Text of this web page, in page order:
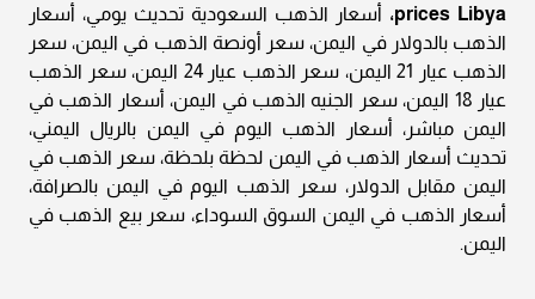
prices Libya،
أسعار الذهب السعودية تحديث يومي، أسعار
الذهب بالدولار في اليمن، سعر أونصة الذهب في اليمن، سعر
الذهب عيار 21 اليمن، سعر الذهب عيار 24 اليمن، سعر الذهب
عيار 18 اليمن، سعر الجنيه الذهب في اليمن، أسعار الذهب في
اليمن مباشر، أسعار الذهب اليوم في اليمن بالريال اليمني،
تحديث أسعار الذهب في اليمن لحظة بلحظة، سعر الذهب في
اليمن مقابل الدولار، سعر الذهب اليوم في اليمن بالصرافة،
أسعار الذهب في اليمن السوق السوداء، سعر بيع الذهب في
اليمن.